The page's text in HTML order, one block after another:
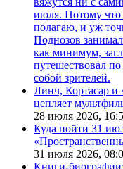
июля. Потому что
полагаю, и уж
Поднозов
как минимум,
путешествовал по
собой зрителей.
Линч, Кортасар и
цепляет
28 июля 2026,
Куда пойти 31
31 июля 2026,
Книги-